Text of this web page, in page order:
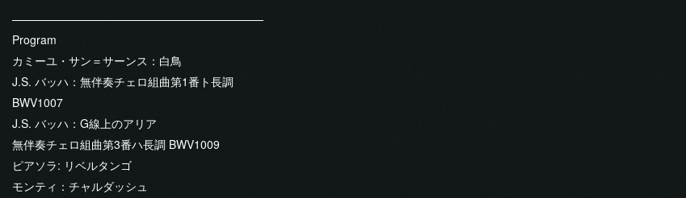
Program
カミーユ・サン＝サーンス：白鳥
J.S. バッハ：無伴奏チェロ組曲第1番ト長調
BWV1007
J.S. バッハ：G線上のアリア
無伴奏チェロ組曲第3番ハ長調 BWV1009
ピアソラ: リベルタンゴ
モンティ：チャルダッシュ